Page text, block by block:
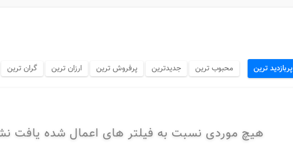
پربازدید ترین محبوب ترین جدیدترین پرفروش ترین ارزان ترین گران ترین
هیچ موردی نسبت به فیلتر های اعمال شده یافت